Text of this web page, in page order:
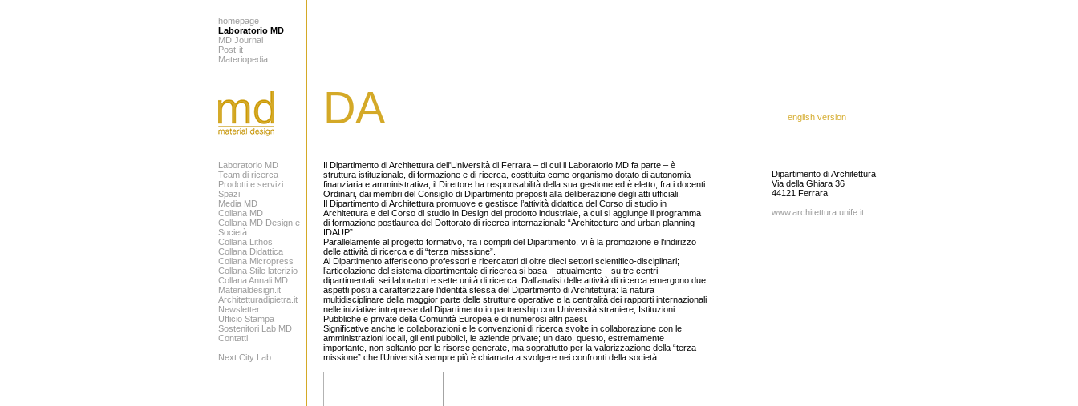
homepage
Laboratorio MD
MD Journal
Post-it
Materiopedia
DA english version
Laboratorio MD
Team di ricerca
Prodotti e servizi
Spazi
Media MD
Collana MD
Collana MD Design e
Società
Collana Lithos
Collana Didattica
Collana Micropress
Collana Stile laterizio
Collana Annali MD
Materialdesign.it
Architetturadipietra.it
Newsletter
Ufficio Stampa
Sostenitori Lab MD
Contatti
Next City Lab
Il Dipartimento di Architettura dell'Università di Ferrara – di cui il Laboratorio MD fa parte – è
struttura istituzionale, di formazione e di ricerca, costituita come organismo dotato di autonomia
finanziaria e amministrativa; il Direttore ha responsabilità della sua gestione ed è eletto, fra i docenti
Ordinari, dai membri del Consiglio di Dipartimento preposti alla deliberazione degli atti ufficiali.
Il Dipartimento di Architettura promuove e gestisce l’attività didattica del Corso di studio in
Architettura e del Corso di studio in Design del prodotto industriale, a cui si aggiunge il programma
di formazione postlaurea del Dottorato di ricerca internazionale “Architecture and urban planning
IDAUP”.
Parallelamente al progetto formativo, fra i compiti del Dipartimento, vi è la promozione e l’indirizzo
delle attività di ricerca e di “terza misssione”.
Al Dipartimento afferiscono professori e ricercatori di oltre dieci settori scientifico-disciplinari;
l’articolazione del sistema dipartimentale di ricerca si basa – attualmente – su tre centri
dipartimentali, sei laboratori e sette unità di ricerca. Dall’analisi delle attività di ricerca emergono due
aspetti posti a caratterizzare l’identità stessa del Dipartimento di Architettura: la natura
multidisciplinare della maggior parte delle strutture operative e la centralità dei rapporti internazionali
nelle iniziative intraprese dal Dipartimento in partnership con Università straniere, Istituzioni
Pubbliche e private della Comunità Europea e di numerosi altri paesi.
Significative anche le collaborazioni e le convenzioni di ricerca svolte in collaborazione con le
amministrazioni locali, gli enti pubblici, le aziende private; un dato, questo, estremamente
importante, non soltanto per le risorse generate, ma soprattutto per la valorizzazione della “terza
missione” che l’Università sempre più è chiamata a svolgere nei confronti della società.
Dipartimento di Architettura
Via della Ghiara 36
44121 Ferrara
www.architettura.unife.it